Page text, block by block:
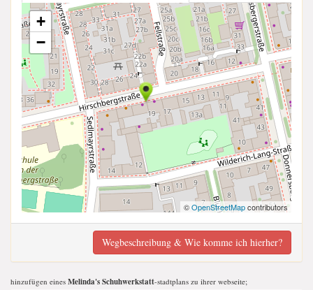
+
−
©OpenStreetMapcontributors
Wegbeschreibung & Wie komme ich hierher?
hinzufügen eines Melinda's Schuhwerkstatt-stadtplans zu ihrer webseite;